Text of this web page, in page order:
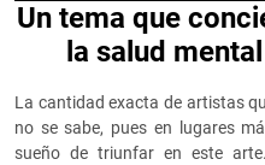
Un tema que
la salud
La cantidad exacta de artistas
no se sabe, pues en lugares
sueño de triunfar en este